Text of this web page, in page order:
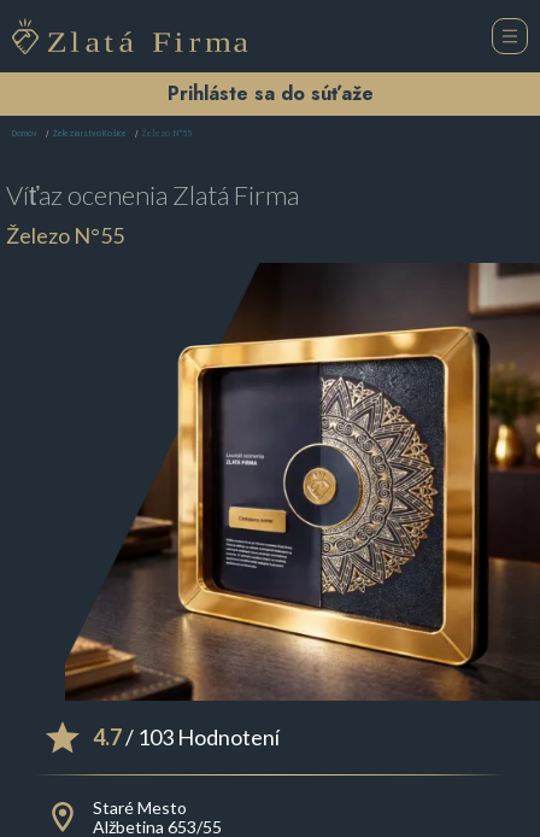
Prihláste sa do súťaže
Domov Železiarstvo Košice Železo N°55
Víťaz ocenenia Zlatá Firma
Železo N°55
4.7/ 103 Hodnotení
Staré Mesto
Alžbetina 653/55